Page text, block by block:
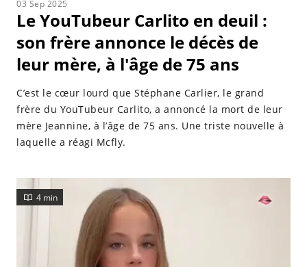
03 Sep 2025
Le YouTubeur Carlito en deuil :
son frère annonce le décès de
leur mère, à l'âge de 75 ans
C’est le cœur lourd que Stéphane Carlier, le grand
frère du YouTubeur Carlito, a annoncé la mort de leur
mère Jeannine, à l’âge de 75 ans. Une triste nouvelle à
laquelle a réagi Mcfly.
4 min